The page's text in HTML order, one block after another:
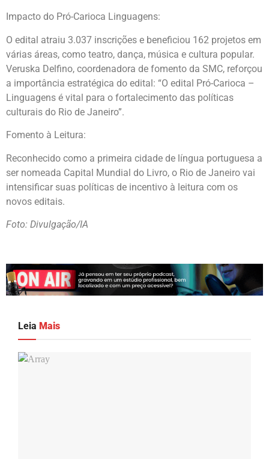
Impacto do Pró-Carioca Linguagens:
O edital atraiu 3.037 inscrições e beneficiou 162 projetos em
várias áreas, como teatro, dança, música e cultura popular.
Veruska Delfino, coordenadora de fomento da SMC, reforçou
a importância estratégica do edital: “O edital Pró-Carioca –
Linguagens é vital para o fortalecimento das políticas
culturais do Rio de Janeiro”.
Fomento à Leitura:
Reconhecido como a primeira cidade de língua portuguesa a
ser nomeada Capital Mundial do Livro, o Rio de Janeiro vai
intensificar suas políticas de incentivo à leitura com os
novos editais.
Foto: Divulgação/IA
Leia Mais